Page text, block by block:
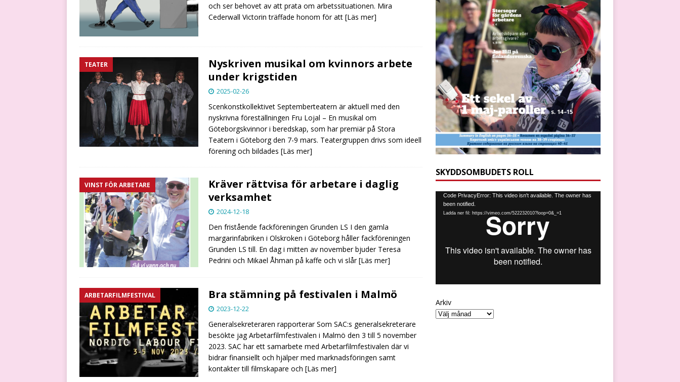
och ser behovet av att prata om arbetssituationen. Mira
Cederwall Victorin träffade honom för att [Läs mer]
TEATER
Nyskriven musikal om kvinnors arbete
under krigstiden
2025-02-26
Scenkonstkollektivet Septemberteatern är aktuell med den
nyskrivna föreställningen Fru Lojal – En musikal om
Göteborgskvinnor i beredskap, som har premiär på Stora
Teatern i Göteborg den 7-9 mars. Teatergruppen drivs som ideell
förening och bildades [Läs mer]
VINST FÖR ARBETARE
Kräver rättvisa för arbetare i daglig
verksamhet
2024-12-18
Den fristående fackföreningen Grunden LS I den gamla
margarinfabriken i Olskroken i Göteborg håller fackföreningen
Grunden LS till. En dag i mitten av november bjuder Teresa
Pedrini och Mikael Åhman på kaffe och vi slår[Läs mer]
ARBETARFILMFESTIVAL Bra stämning på festivalen i Malmö
2023-12-22
Generalsekreteraren rapporterar Som SAC:s generalsekreterare
besökte jag Arbetarfilmfestivalen i Malmö den 3 till 5 november
2023. SAC har ett samarbete med Arbetarfilmfestivalen där vi
bidrar finansiellt och hjälper med marknadsföringen samt
kontakter till filmskapare och [Läs mer]
SKYDDSOMBUDETS ROLL
Videospelare
Code PrivacyError: This video isn't available. The owner has
been notified.
Ladda ner fil: https://vimeo.com/522232010?loop=0&_=1
Arkiv